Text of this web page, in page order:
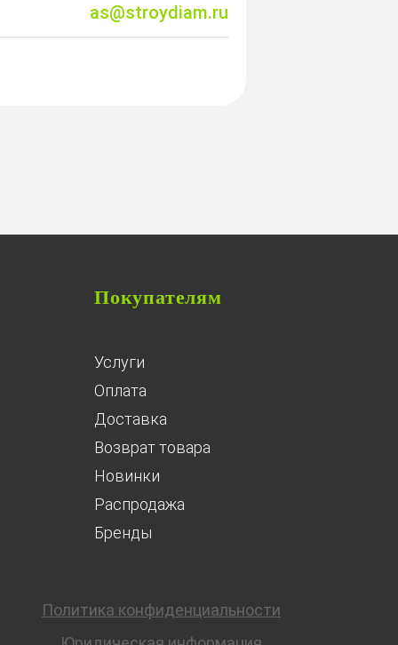
as@stroydiam.ru
Покупателям
Услуги
Оплата
Доставка
Возврат товара
Новинки
Распродажа
Бренды
Политика конфиденциальности